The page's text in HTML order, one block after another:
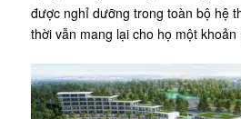
được nghỉ dưỡng trong toàn bộ hệ
thời vẫn mang lại cho họ một